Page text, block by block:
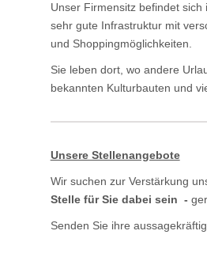
Unser Firmensitz befindet
sehr gute Infrastruktur mit
und Shoppingmöglichkeiten.
Sie leben dort, wo andere
bekannten Kulturbauten und
Unsere Stellenangebote
Wir suchen zur Verstärkung
Stelle für Sie dabei sein -
Senden Sie ihre